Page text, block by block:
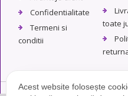
Confidentialitate
Termeni si
conditii
toate
Acest website folosește